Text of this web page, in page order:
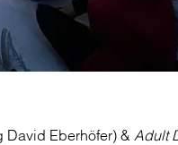
David Eberhöfer) & Adult